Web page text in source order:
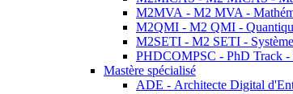
M2MVA - M2 MVA -
M2QMI - M2 QMI -
M2SETI - M2 SETI -
PHDCOMPSC - PhD Track -
Mastère spécialisé
ADE - Architecte Digital